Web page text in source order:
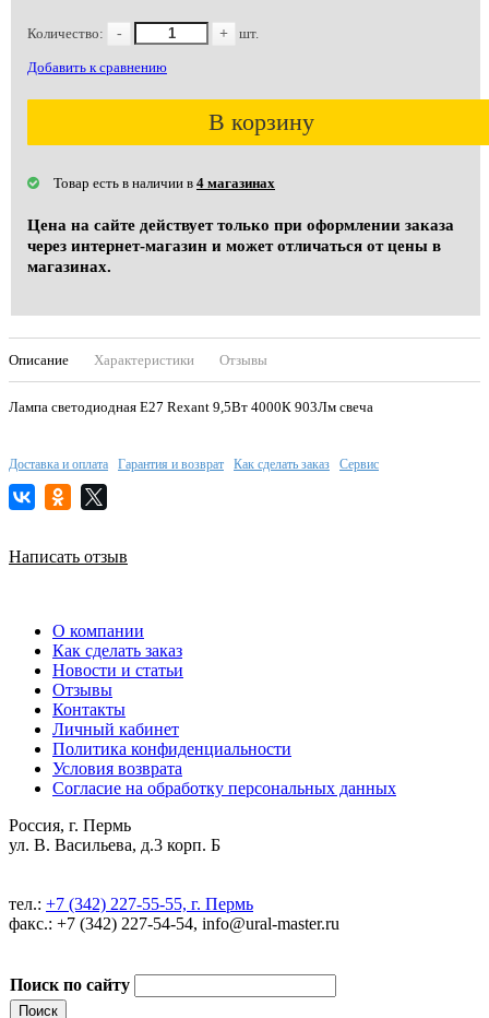
Количество: - + шт.
Добавить к сравнению
В корзину
Товар есть в наличии в 4 магазинах
Цена на сайте действует только при оформлении заказа
через интернет-магазин и может отличаться от цены в
магазинах.
Описание Характеристики Отзывы
Лампа светодиодная Е27 Rexant 9,5Вт 4000К 903Лм свеча
Доставка и оплата Гарантия и возврат Как сделать заказ Сервис
Написать отзыв
О компании
Как сделать заказ
Новости и статьи
Отзывы
Контакты
Личный кабинет
Политика конфиденциальности
Условия возврата
Согласие на обработку персональных данных
Россия, г. Пермь
ул. В. Васильева, д.3 корп. Б
тел.: +7 (342) 227-55-55, г. Пермь
факс.: +7 (342) 227-54-54, info@ural-master.ru
Поиск по сайту